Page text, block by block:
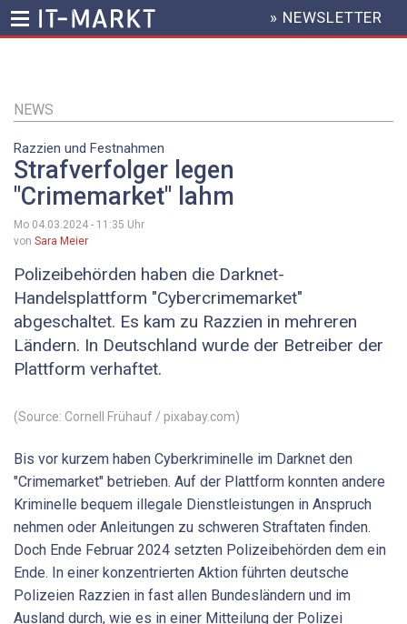
Inhalt
HEADER
MENU
» NEWSLETTER
NEWS
Razzien und Festnahmen
Strafverfolger legen
"Crimemarket" lahm
Mo 04.03.2024 - 11:35 Uhr
von Sara Meier
Polizeibehörden haben die Darknet-
Handelsplattform "Cybercrimemarket"
abgeschaltet. Es kam zu Razzien in mehreren
Ländern. In Deutschland wurde der Betreiber der
Plattform verhaftet.
(Source: Cornell Frühauf / pixabay.com)
Bis vor kurzem haben Cyberkriminelle im Darknet den
"Crimemarket" betrieben. Auf der Plattform konnten andere
Kriminelle bequem illegale Dienstleistungen in Anspruch
nehmen oder Anleitungen zu schweren Straftaten finden.
Doch Ende Februar 2024 setzten Polizeibehörden dem ein
Ende. In einer konzentrierten Aktion führten deutsche
Polizeien Razzien in fast allen Bundesländern und im
Ausland durch, wie es in einer Mitteilung der Polizei